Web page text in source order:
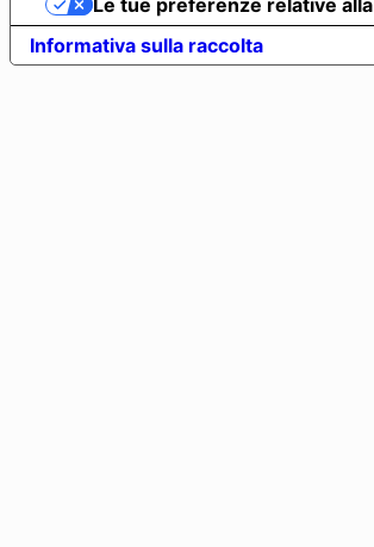
Informativa sulla raccolta
Le tue preferenze relative